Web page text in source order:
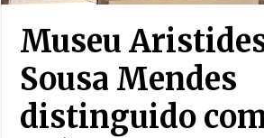
Museu
Sousa Mendes
distinguido